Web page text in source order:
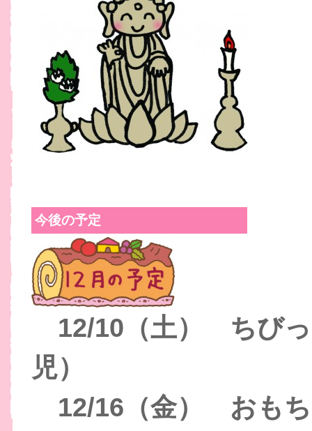
今後の予定
12/10（土） ちびっ
児）
12/16（金） おも